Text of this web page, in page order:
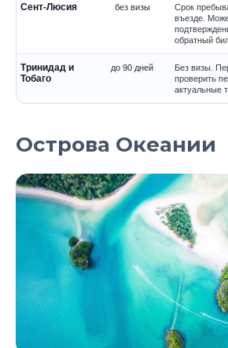
Сент-Люсия без визы
Срок
въезде.
обратный
Тринидад и
Тобаго
до 90 дней
Без визы.
проверить
актуальные
Острова Океании